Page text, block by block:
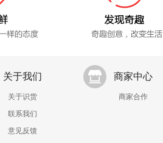
关于我们
关于识货
联系我们
意见反馈
商家中心
商家合作